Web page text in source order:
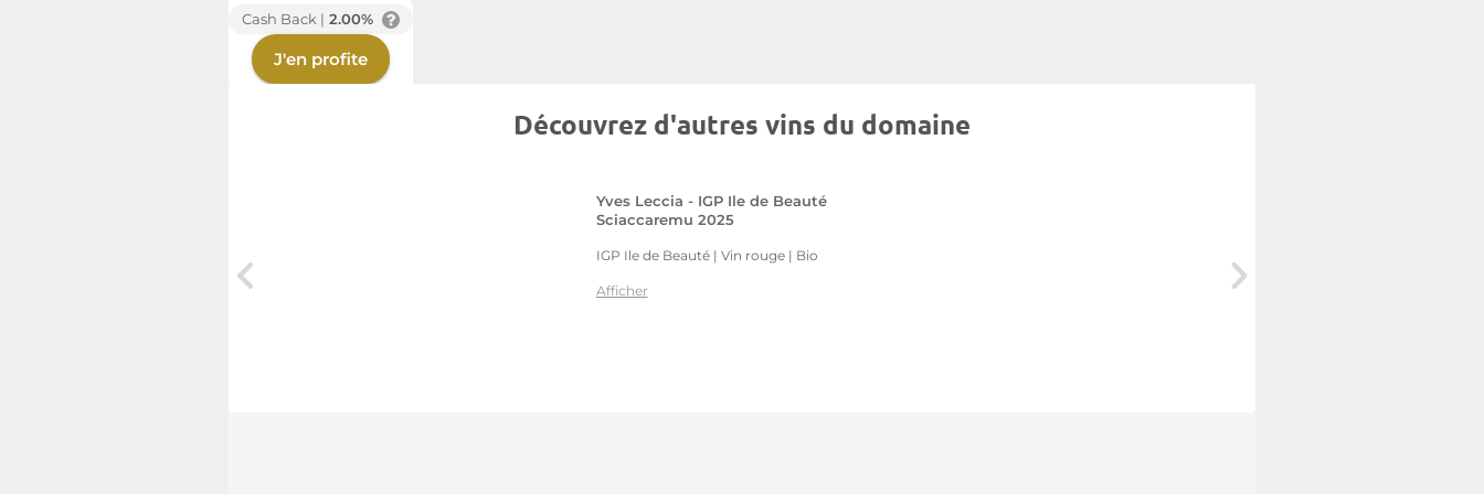
Cash Back | 2.00%
J'en profite
Découvrez d'autres vins du domaine
Yves Leccia - IGP Ile de Beauté
Sciaccaremu 2025
IGP Ile de Beauté | Vin rouge| Bio
Afficher